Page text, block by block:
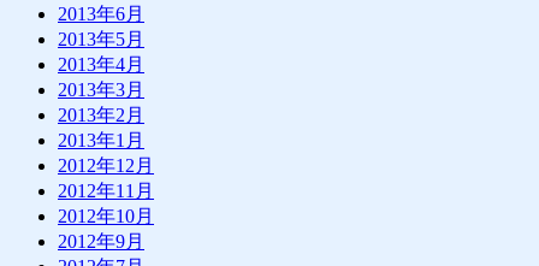
2013年6月
2013年5月
2013年4月
2013年3月
2013年2月
2013年1月
2012年12月
2012年11月
2012年10月
2012年9月